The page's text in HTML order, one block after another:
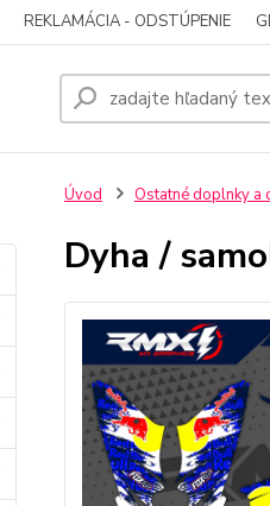
REKLAMÁCIA - ODSTÚPENIE
Úvod Ostatné doplnky a
Dyha /